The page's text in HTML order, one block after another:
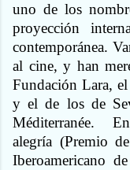
uno de los
proyección
contemporánea.
al cine, y han
Fundación Lara,
y el de los de
alegría (Premio
Iberoamericano